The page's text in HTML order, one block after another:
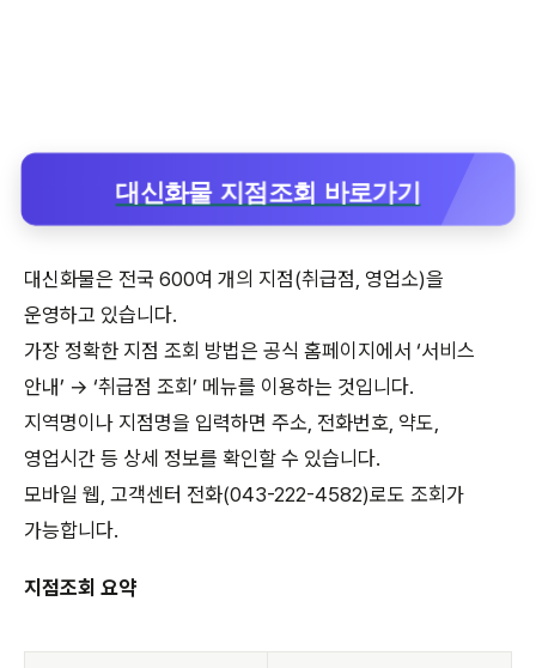
대신화물 지점조회 바로가기
대신화물은 전국 600여 개의 지점(취급점, 영업소)을
운영하고 있습니다.
가장 정확한 지점 조회 방법은 공식 홈페이지에서 ‘서비스
안내’ → ‘취급점 조회’ 메뉴를 이용하는 것입니다.
지역명이나 지점명을 입력하면 주소, 전화번호, 약도,
영업시간 등 상세 정보를 확인할 수 있습니다.
모바일 웹, 고객센터 전화(043-222-4582)로도 조회가
가능합니다.
지점조회 요약